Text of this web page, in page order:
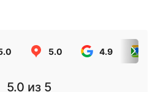
5.0 4.9
5.0 из 5